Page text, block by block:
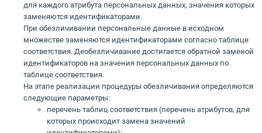
для каждого атрибута персональных данных, значения которых
заменяются идентификаторами.
При обезличивании персональные данные в исходном
множестве заменяются идентификаторами согласно таблице
соответствия. Деобезличивание достигается обратной заменой
идентификаторов на значения персональных данных по
таблице соответствия.
На этапе реализации процедуры обезличивания определяются
следующие параметры:
перечень таблиц соответствия (перечень атрибутов, для
которых происходит замена значений